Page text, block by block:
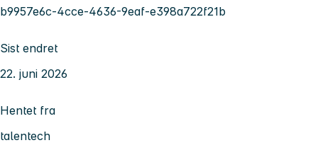
b9957e6c-4cce-4636-9eaf-e398a722f21b
Sist endret
22. juni 2026
Hentet fra
talentech